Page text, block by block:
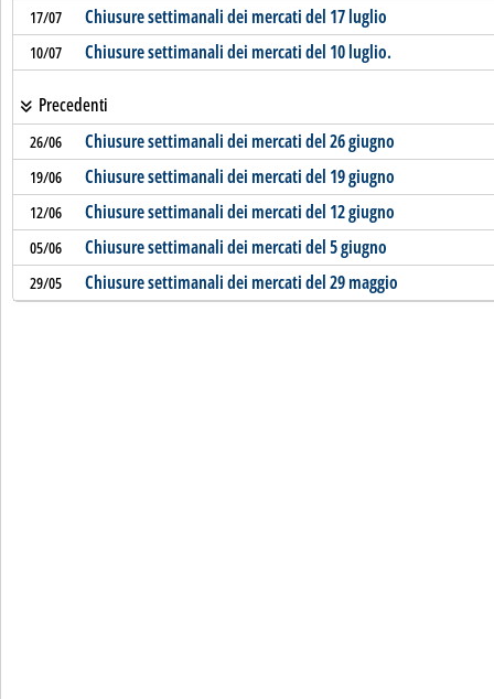
17/07 Chiusure settimanali dei mercati del 17 luglio
10/07 Chiusure settimanali dei mercati del 10 luglio.
Precedenti
26/06 Chiusure settimanali dei mercati del 26 giugno
19/06 Chiusure settimanali dei mercati del 19 giugno
12/06 Chiusure settimanali dei mercati del 12 giugno
05/06 Chiusure settimanali dei mercati del 5 giugno
29/05 Chiusure settimanali dei mercati del 29 maggio